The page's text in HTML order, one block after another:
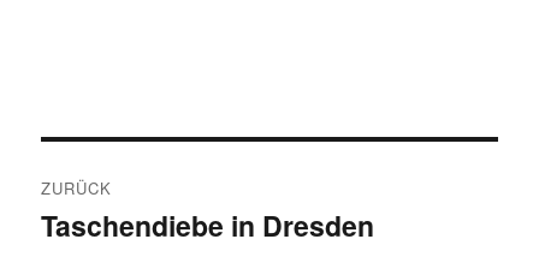
ZURÜCK
Vorheriger
Taschendiebe in Dresden